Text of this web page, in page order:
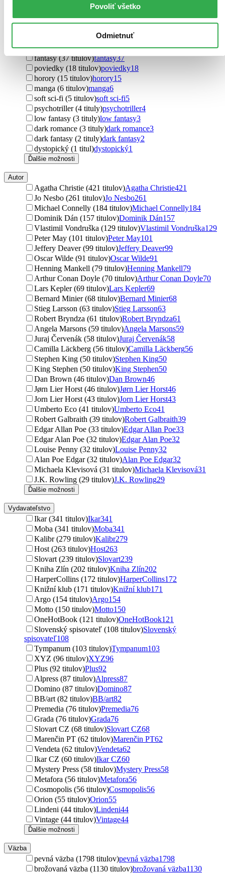
Povoliť všetko
Odmietnuť
detektívky (2325 titulov)detektívky
thrillery (547 titulov)thrillery547
technothriller (47 titulov)technothriller
sci-fi (39 titulov)sci-fi39
fantasy (37 titulov)fantasy37
poviedky (18 titulov)poviedky18
horory (15 titulov)horory15
manga (6 titulov)manga6
soft sci-fi (5 titulov)soft sci-fi5
psychotriller (4 tituly)psychotriller4
low fantasy (3 tituly)low fantasy3
dark romance (3 tituly)dark romance3
dark fantasy (2 tituly)dark fantasy2
dystopický (1 titul)dystopický1
Ďalšie možnosti
Autor
Agatha Christie (421 titulov)Agatha Christie421
Jo Nesbo (261 titulov)Jo Nesbo261
Michael Connelly (184 titulov)Michael Connelly184
Dominik Dán (157 titulov)Dominik Dán157
Vlastimil Vondruška (129 titulov)Vlastimil Vondruška129
Peter May (101 titulov)Peter May101
Jeffery Deaver (99 titulov)Jeffery Deaver99
Oscar Wilde (91 titulov)Oscar Wilde91
Henning Mankell (79 titulov)Henning Mankell79
Arthur Conan Doyle (70 titulov)Arthur Conan Doyle70
Lars Kepler (69 titulov)Lars Kepler69
Bernard Minier (68 titulov)Bernard Minier68
Stieg Larsson (63 titulov)Stieg Larsson63
Robert Bryndza (61 titulov)Robert Bryndza61
Angela Marsons (59 titulov)Angela Marsons59
Juraj Červenák (58 titulov)Juraj Červenák58
Camilla Läckberg (56 titulov)Camilla Läckberg56
Stephen King (50 titulov)Stephen King50
King Stephen (50 titulov)King Stephen50
Dan Brown (46 titulov)Dan Brown46
Jørn Lier Horst (46 titulov)Jørn Lier Horst46
Jorn Lier Horst (43 titulov)Jorn Lier Horst43
Umberto Eco (41 titulov)Umberto Eco41
Robert Galbraith (39 titulov)Robert Galbraith39
Edgar Allan Poe (33 titulov)Edgar Allan Poe33
Edgar Alan Poe (32 titulov)Edgar Alan Poe32
Louise Penny (32 titulov)Louise Penny32
Alan Poe Edgar (32 titulov)Alan Poe Edgar32
Michaela Klevisová (31 titulov)Michaela Klevisová31
J.K. Rowling (29 titulov)J.K. Rowling29
Ďalšie možnosti
Vydavateľstvo
Ikar (341 titulov)Ikar341
Moba (341 titulov)Moba341
Kalibr (279 titulov)Kalibr279
Host (263 titulov)Host263
Slovart (239 titulov)Slovart239
Kniha Zlín (202 titulov)Kniha Zlín202
HarperCollins (172 titulov)HarperCollins172
Knižní klub (171 titulov)Knižní klub171
Argo (154 titulov)Argo154
Motto (150 titulov)Motto150
OneHotBook (121 titulov)OneHotBook121
Slovenský spisovateľ (108 titulov)Slovenský
spisovateľ108
Tympanum (103 titulov)Tympanum103
XYZ (96 titulov)XYZ96
Plus (92 titulov)Plus92
Alpress (87 titulov)Alpress87
Domino (87 titulov)Domino87
BB/art (82 titulov)BB/art82
Premedia (76 titulov)Premedia76
Grada (76 titulov)Grada76
Slovart CZ (68 titulov)Slovart CZ68
Marenčin PT (62 titulov)Marenčin PT62
Vendeta (62 titulov)Vendeta62
Ikar CZ (60 titulov)Ikar CZ60
Mystery Press (58 titulov)Mystery Press58
Metafora (56 titulov)Metafora56
Cosmopolis (56 titulov)Cosmopolis56
Orion (55 titulov)Orion55
Lindeni (44 titulov)Lindeni44
Vintage (44 titulov)Vintage44
Ďalšie možnosti
Väzba
pevná väzba (1798 titulov)pevná väzba1798
brožovaná väzba (1130 titulov)brožovaná väzba1130